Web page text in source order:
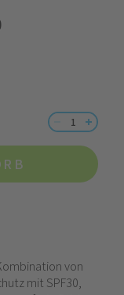
von
mit SPF30,